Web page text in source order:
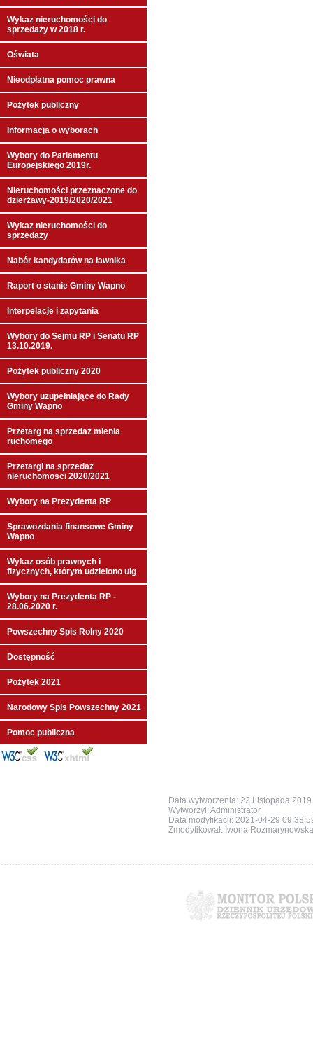
Wykaz nieruchomości do
sprzedaży w 2018 r.
Oświata
Nieodpłatna pomoc prawna
Pożytek publiczny
Informacja o wyborach
Wybory do Parlamentu
Europejskiego 2019r.
Nieruchomości przeznaczone do
dzierżawy-2019/2020/2021
Wykaz nieruchomości do
sprzedaży
Nabór kandydatów na ławnika
Raport o stanie Gminy Wapno
Interpelacje i zapytania
Wybory do Sejmu RP i Senatu RP
13.10.2019.
Pożytek publiczny 2020
Wybory uzupełniające do Rady
Gminy Wapno
Przetarg na sprzedaż mienia
ruchomego
Przetargi na sprzedaż
nieruchomosci 2020/2021
Wybory na Prezydenta RP
Sprawozdania finansowe Gminy
Wapno
Wykaz osób prawnych i
fizycznych, którym udzielono ulg
Wybory na Prezydenta RP -
28.06.2020 r.
Powszechny Spis Rolny 2020
Dostępność
Pożytek 2021
Narodowy Spis Powszechny 2021
Pomoc publiczna
Data wytworzenia: 22 Listopada 2019
Wytworzył: Administrator
Data modyfikacji: 2021-04-29
Zmodyfikował: Iwona Rozmarynowska